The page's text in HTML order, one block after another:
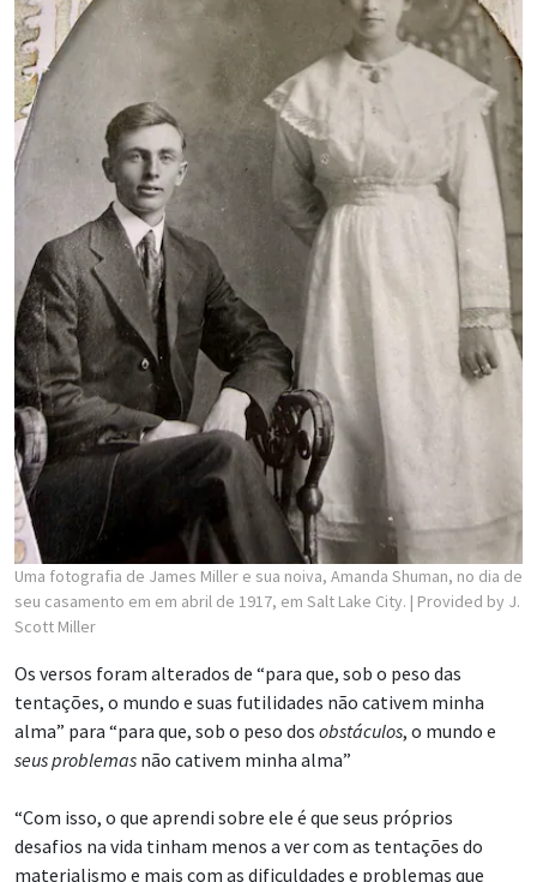
Uma fotografia de James Miller e sua noiva, Amanda Shuman, no dia de
seu casamento em em abril de 1917, em Salt Lake City. | Provided by J.
Scott Miller
Os versos foram alterados de “para que, sob o peso das
tentações, o mundo e suas futilidades não cativem minha
alma” para “para que, sob o peso dos obstáculos, o mundo e
seus problemas não cativem minha alma”
“Com isso, o que aprendi sobre ele é que seus próprios
desafios na vida tinham menos a ver com as tentações do
materialismo e mais com as dificuldades e problemas que